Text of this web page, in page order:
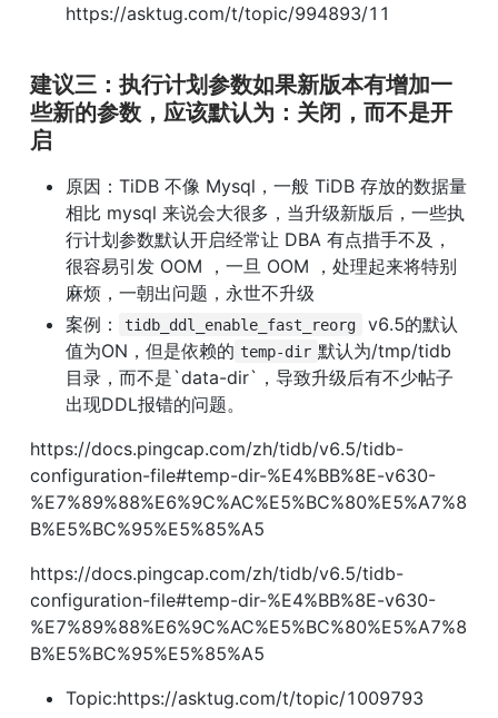
https://asktug.com/t/topic/994893/11
建议三：执行计划参数如果新版本有增加一
些新的参数，应该默认为：关闭，而不是开
启
原因：TiDB 不像 Mysql，一般 TiDB 存放的数据量
相比 mysql 来说会大很多，当升级新版后，一些执
行计划参数默认开启经常让 DBA 有点措手不及，
很容易引发 OOM ，一旦 OOM ，处理起来将特别
麻烦，一朝出问题，永世不升级
案例：
tidb_ddl_enable_fast_reorg
v6.5的默认
值为ON，但是依赖的 temp-dir 默认为/tmp/tidb
目录，而不是`data-dir`，导致升级后有不少帖子
出现DDL报错的问题。
https://docs.pingcap.com/zh/tidb/v6.5/tidb-
configuration-file#temp-dir-%E4%BB%8E-v630-
%E7%89%88%E6%9C%AC%E5%BC%80%E5%A7%8
B%E5%BC%95%E5%85%A5
https://docs.pingcap.com/zh/tidb/v6.5/tidb-
configuration-file#temp-dir-%E4%BB%8E-v630-
%E7%89%88%E6%9C%AC%E5%BC%80%E5%A7%8
B%E5%BC%95%E5%85%A5
Topic:https://asktug.com/t/topic/1009793